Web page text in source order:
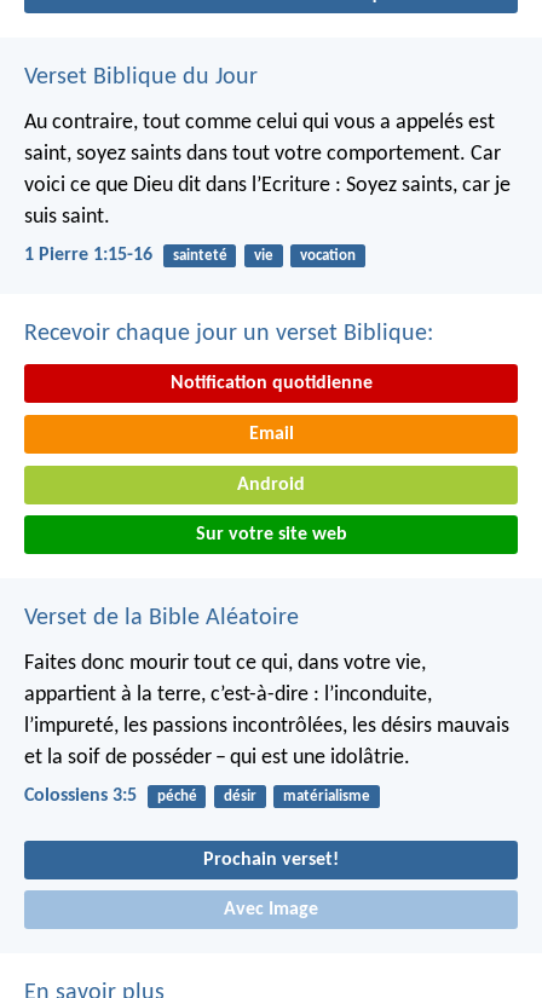
Verset Biblique du Jour
Au contraire, tout comme celui qui vous a appelés est
saint, soyez saints dans tout votre comportement. Car
voici ce que Dieu dit dans l’Ecriture : Soyez saints, car je
suis saint.
1 Pierre 1:15-16 sainteté vie vocation
Recevoir chaque jour un verset Biblique:
Notification quotidienne
Email
Android
Sur votre site web
Verset de la Bible Aléatoire
Faites donc mourir tout ce qui, dans votre vie,
appartient à la terre, c’est-à-dire : l’inconduite,
l’impureté, les passions incontrôlées, les désirs mauvais
et la soif de posséder – qui est une idolâtrie.
Colossiens 3:5 péché désir matérialisme
Prochain verset!
Avec Image